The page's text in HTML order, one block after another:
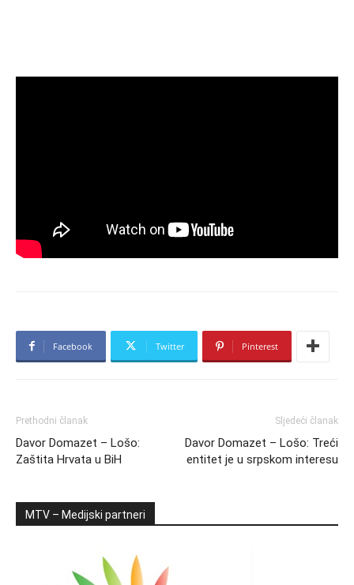
Facebook Twitter Pinterest
Prethodni članak
Davor Domazet – Lošo:
Zaštita Hrvata u BiH
Sljedeći članak
Davor Domazet – Lošo: Treći
entitet je u srpskom interesu
MTV – Medijski partneri